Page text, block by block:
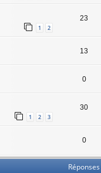
1 2
23
13
0
1 2 3
30
0
Réponses